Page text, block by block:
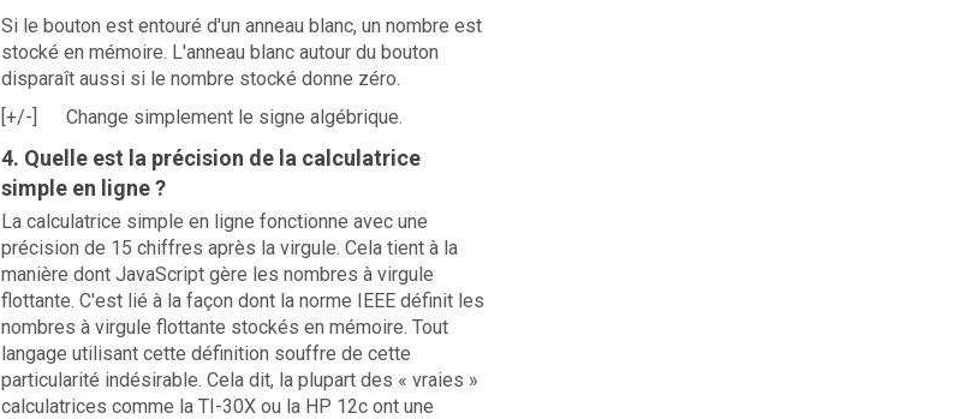
Si le bouton est entouré d'un anneau blanc, un nombre est
stocké en mémoire. L'anneau blanc autour du bouton
disparaît aussi si le nombre stocké donne zéro.
[+/-] Change simplement le signe algébrique.
4. Quelle est la précision de la calculatrice
simple en ligne ?
La calculatrice simple en ligne fonctionne avec une
précision de 15 chiffres après la virgule. Cela tient à la
manière dont JavaScript gère les nombres à virgule
flottante. C'est lié à la façon dont la norme IEEE définit les
nombres à virgule flottante stockés en mémoire. Tout
langage utilisant cette définition souffre de cette
particularité indésirable. Cela dit, la plupart des « vraies »
calculatrices comme la TI-30X ou la HP 12c ont une